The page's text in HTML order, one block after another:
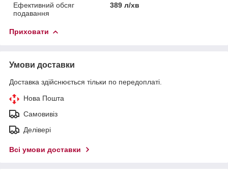
Ефективний обсяг
подавання
389 л/хв
Приховати
Умови доставки
Доставка здійснюється тільки по передоплаті.
Нова Пошта
Самовивіз
Делівері
Всі умови доставки